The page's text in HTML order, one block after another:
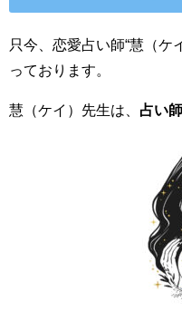
只今、恋愛占い師“慧（ケ
っております。
慧（ケイ）先生は、 占い